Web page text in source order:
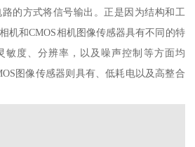
的方式将信号输出。正是因为结构和工
机和CMOS相机图像传感器具有不同的特
敏度、分辨率，以及噪声控制等方面均
图像传感器则具有、低耗电以及高整合